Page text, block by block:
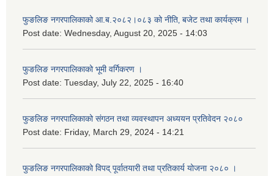
फुङलिङ नगरपालिकाको आ.ब.२०८२।०८३ को नीति‚ बजेट तथा कार्यक्रम ।
Post date: Wednesday, August 20, 2025 - 14:03
फुङलिङ नगरपालिकाको भूमी वर्गिकरण ।
Post date: Tuesday, July 22, 2025 - 16:40
फुङलिङ नगरपालिकाको संगठन तथा व्यवस्थापन अध्ययन प्रतिवेदन २०८०
Post date: Friday, March 29, 2024 - 14:21
फुङलिङ नगरपालिकाको विपद् पूर्वातयारी तथा प्रतिकार्य योजना २०८० ।